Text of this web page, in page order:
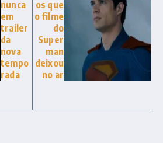
nunca
em
trailer
da
nova
tempo
rada
os que
o filme
do
Super
man
deixou
no ar